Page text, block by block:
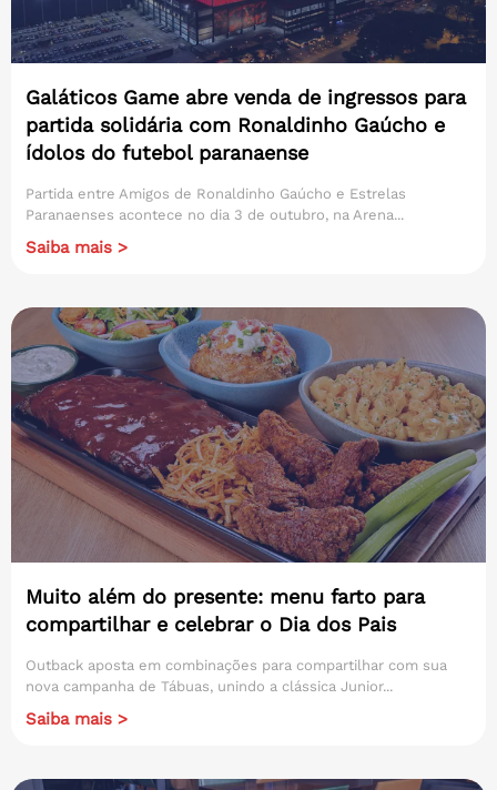
Galáticos Game abre venda de ingressos para
partida solidária com Ronaldinho Gaúcho e
ídolos do futebol paranaense
Partida entre Amigos de Ronaldinho Gaúcho e Estrelas
Paranaenses acontece no dia 3 de outubro, na Arena...
Saiba mais >
Muito além do presente: menu farto para
compartilhar e celebrar o Dia dos Pais
Outback aposta em combinações para compartilhar com sua
nova campanha de Tábuas, unindo a clássica Junior...
Saiba mais >